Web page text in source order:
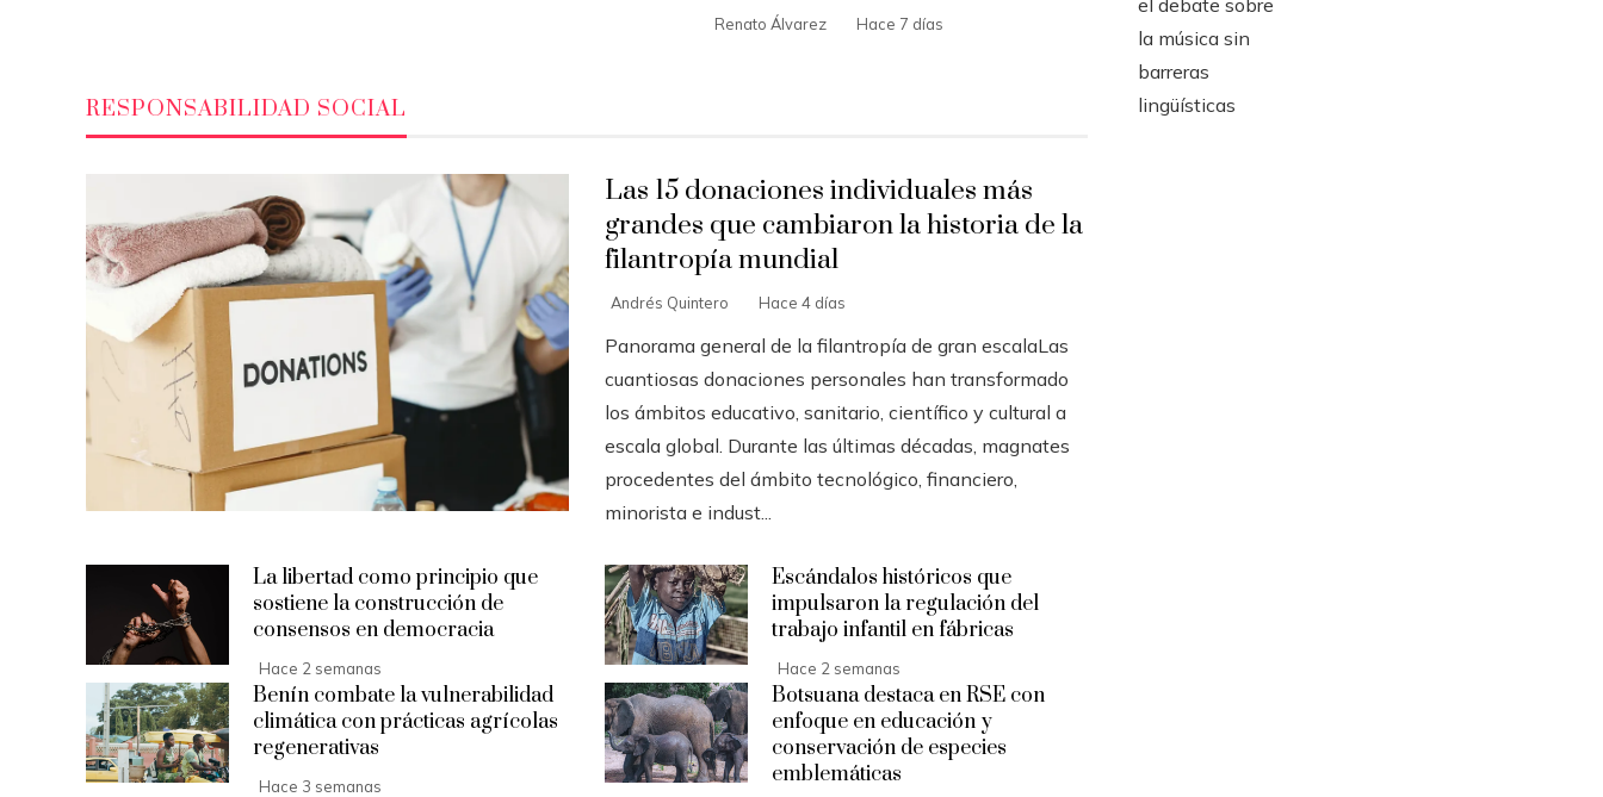
Renato Álvarez Hace 7 días
RESPONSABILIDAD SOCIAL
Las 15 donaciones individuales más
grandes que cambiaron la historia de la
filantropía mundial
Andrés Quintero Hace 4 días
Panorama general de la filantropía de gran escalaLas
cuantiosas donaciones personales han transformado
los ámbitos educativo, sanitario, científico y cultural a
escala global. Durante las últimas décadas, magnates
procedentes del ámbito tecnológico, financiero,
minorista e indust...
La libertad como principio que
sostiene la construcción de
consensos en democracia
Hace 2 semanas
Escándalos históricos que
impulsaron la regulación del
trabajo infantil en fábricas
Hace 2 semanas
Benín combate la vulnerabilidad
climática con prácticas agrícolas
regenerativas
Hace 3 semanas
Botsuana destaca en RSE con
enfoque en educación y
conservación de especies
emblemáticas